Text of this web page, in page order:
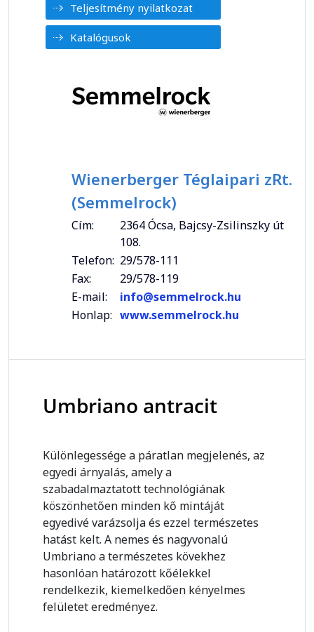
Teljesítmény nyilatkozat
Katalógusok
Wienerberger Téglaipari zRt.
(Semmelrock)
Cím:
2364 Ócsa, Bajcsy-Zsilinszky út
108.
Telefon: 29/578-111
Fax:
29/578-119
E-mail:
info@semmelrock.hu
Honlap: www.semmelrock.hu
Umbriano antracit
Különlegessége a páratlan megjelenés, az
egyedi árnyalás, amely a
szabadalmaztatott technológiának
köszönhetően minden kő mintáját
egyedivé varázsolja és ezzel természetes
hatást kelt. A nemes és nagyvonalú
Umbriano a természetes kövekhez
hasonlóan határozott kőélekkel
rendelkezik, kiemelkedően kényelmes
felületet eredményez.